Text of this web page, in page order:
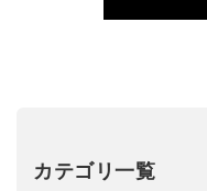
カテゴリ一覧